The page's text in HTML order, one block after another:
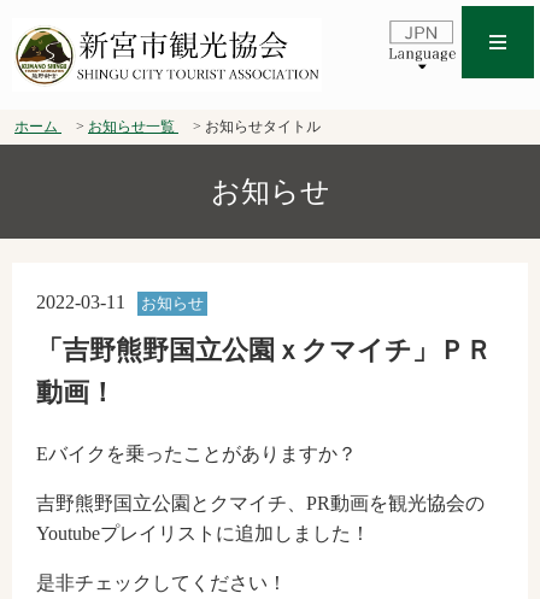
ホーム お知らせ一覧 お知らせタイトル
お知らせ
2022-03-11 お知らせ
「吉野熊野国立公園ｘクマイチ」ＰＲ
動画！
Eバイクを乗ったことがありますか？
吉野熊野国立公園とクマイチ、PR動画を観光協会の
Youtubeプレイリストに追加しました！
是非チェックしてください！